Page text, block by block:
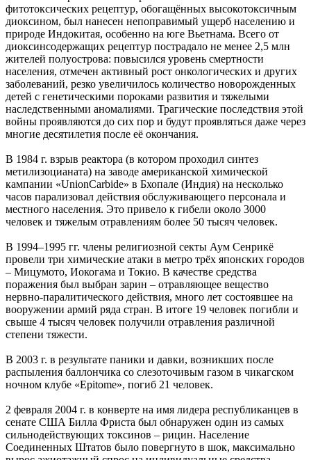
фитотоксических рецептур, обогащённых высокотоксичным
диоксином, был нанесен непоправимый ущерб населению и
природе Индокитая, особенно на юге Вьетнама. Всего от
диоксинсодержащих рецептур пострадало не менее 2,5 млн
жителей полуострова: повысился уровень смертности
населения, отмечен активный рост онкологических и других
заболеваний, резко увеличилось количество новорожденных
детей с генетическими пороками развития и тяжелыми
наследственными аномалиями. Трагические последствия этой
войны проявляются до сих пор и будут проявляться даже через
многие десятилетия после её окончания.
В 1984 г. взрыв реактора (в котором проходил синтез
метилизоцианата) на заводе американской химической
кампании «UnionCarbide» в Бхопале (Индия) на несколько
часов парализовал действия обслуживающего персонала и
местного населения. Это привело к гибели около 3000
человек и тяжелым отравлениям более 50 тысяч человек.
В 1994–1995 гг. члены религиозной секты Аум Сенрикё
провели три химические атаки в метро трёх японских городов
– Мицумото, Иокогама и Токио. В качестве средства
поражения был выбран зарин – отравляющее вещество
нервно-паралитического действия, много лет состоявшее на
вооружении армий ряда стран. В итоге 19 человек погибли и
свыше 4 тысяч человек получили отравления различной
степени тяжести.
В 2003 г. в результате паники и давки, возникших после
распыления баллончика со слезоточивым газом в чикагском
ночном клубе «Epitome», погиб 21 человек.
2 февраля 2004 г. в конверте на имя лидера республиканцев в
сенате США Билла Фриста был обнаружен один из самых
сильнодействующих токсинов – рицин. Население
Соединенных Штатов было повергнуто в шок, максимально